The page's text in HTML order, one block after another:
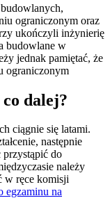
ograniczonym oraz
ukończyli inżynierię
budowlane w
jednak pamiętać, że
ograniczonym
dalej?
ciągnie się latami.
następnie
do
należy
w ręce komisji
egzaminu na